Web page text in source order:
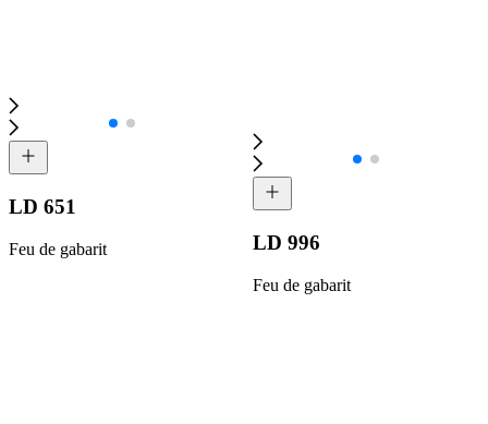
LD 651
Feu de gabarit LD 996
Feu de gabarit